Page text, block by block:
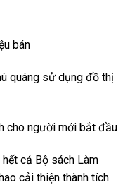
bán
quáng sử dụng đồ thị
cho người mới bắt đầu
cả Bộ sách Làm
cải thiện thành tích